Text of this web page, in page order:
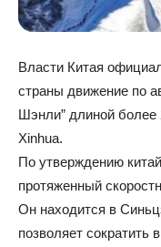
Власти Китая
страны движение по
Шэнли” длиной более
Xinhua.
По утверждению
протяженный
Он находится в
позволяет сократить